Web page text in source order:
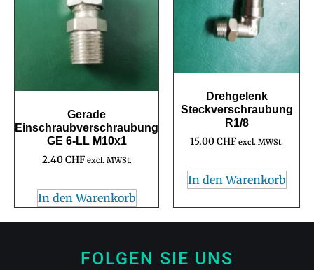
Gerade
Einschraubverschraubung
GE 6-LL M10x1
2.40CHF excl. MWSt.
In den Warenkorb
Drehgelenk
Steckverschraubung
R1/8
15.00CHF excl. MWSt.
In den Warenkorb
FOLGEN SIE UNS